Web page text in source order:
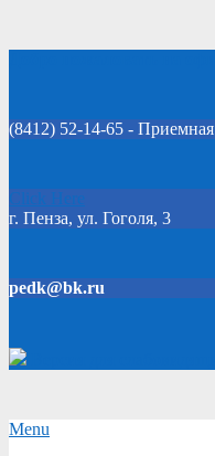
(8412) 52-14-65 - Приемная
Click Here
г. Пенза, ул. Гоголя, 3
pedk@bk.ru
Secondary
Menu